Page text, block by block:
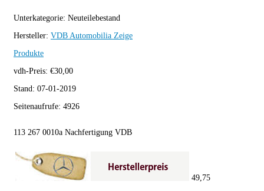
Unterkategorie: Neuteilebestand
Hersteller: VDB Automobilia Zeige
Produkte
vdh-Preis: €30,00
Stand: 07-01-2019
Seitenaufrufe: 4926
113 267 0010a Nachfertigung VDB
49,75